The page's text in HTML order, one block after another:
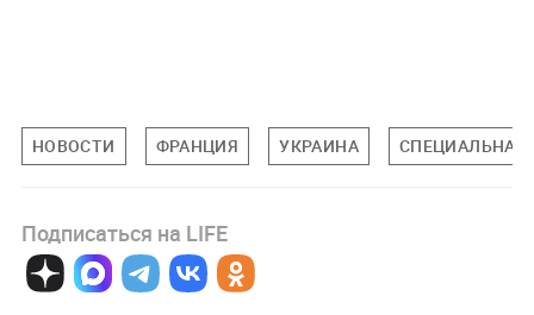
НОВОСТИ ФРАНЦИЯ УКРАИНА СПЕЦИАЛЬНАЯ
Подписаться на LIFE